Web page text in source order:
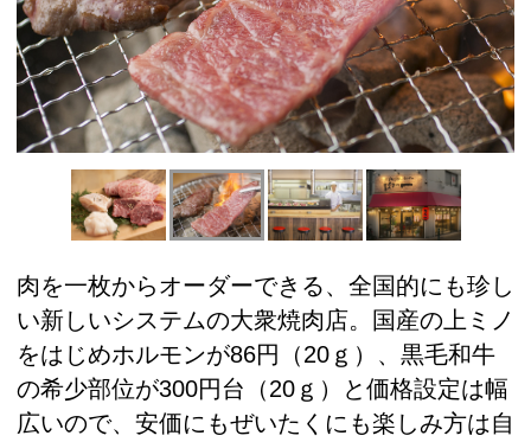
肉を一枚からオーダーできる、全国的にも珍し
い新しいシステムの大衆焼肉店。国産の上ミノ
をはじめホルモンが86円（20ｇ）、黒毛和牛
の希少部位が300円台（20ｇ）と価格設定は幅
広いので、安価にもぜいたくにも楽しみ方は自